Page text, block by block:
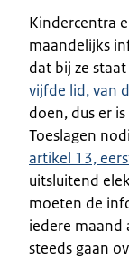
Kindercentra
maandelijks
dat bij ze
vijfde lid, van
doen, dus er
Toeslagen
artikel 13,
uitsluitend
moeten de
iedere maand
steeds gaan